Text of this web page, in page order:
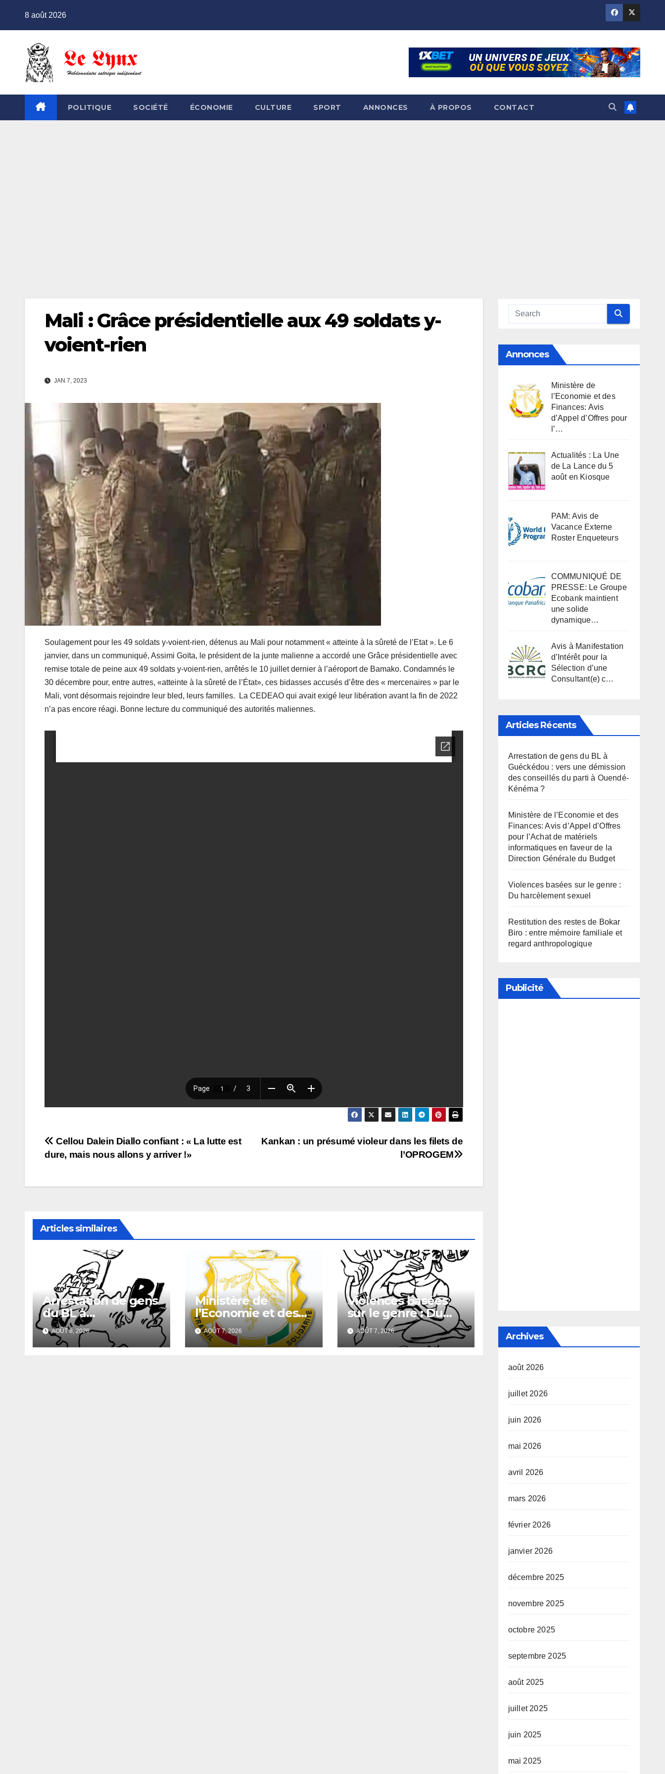
8 août 2026
POLITIQUE SOCIÉTÉ ÉCONOMIE CULTURE SPORT ANNONCES À PROPOS CONTACT
Mali : Grâce présidentielle aux 49 soldats y-
voient-rien
JAN 7, 2023
Soulagement pour les 49 soldats y-voient-rien, détenus au Mali pour notamment « atteinte à la sûreté de l’Etat ». Le 6
janvier, dans un communiqué, Assimi Goïta, le président de la junte malienne a accordé une Grâce présidentielle avec
remise totale de peine aux 49 soldats y-voient-rien, arrêtés le 10 juillet dernier à l’aéroport de Bamako. Condamnés le
30 décembre pour, entre autres, «atteinte à la sûreté de l’État», ces bidasses accusés d’être des « mercenaires » par le
Mali, vont désormais rejoindre leur bled, leurs familles. La CEDEAO qui avait exigé leur libération avant la fin de 2022
n’a pas encore réagi. Bonne lecture du communiqué des autorités maliennes.
Navigation
l’article
Kankan : un présumé violeur dans les filets de
l’OPROGEM
Cellou Dalein Diallo confiant : « La lutte est
dure, mais nous allons y arriver !»
Articles similaires
Arrestation de gens
du BL à
Guéckédou : vers
une démission des
conseillés du parti à
AOÛT 8, 2026
Ministère de
l’Economie et des
Finances: Avis
d’Appel d’Offres
pour l’Achat de
AOÛT 7, 2026
Violences basées
sur le genre : Du
harcèlement sexuel
AOÛT 7, 2026
Annonces
Ministère de
l’Economie et des
Finances: Avis
d’Appel d’Offres pour
l’…
Actualités : La Une
de La Lance du 5
août en Kiosque
PAM: Avis de
Vacance Externe
Roster Enqueteurs
COMMUNIQUÉ DE
PRESSE: Le Groupe
Ecobank maintient
une solide
dynamique…
Avis à Manifestation
d’Intérêt pour la
Sélection d’une
Consultant(e) c…
Articles Récents
Arrestation de gens du BL à
Guéckédou : vers une démission
des conseillés du parti à Ouendé-
Kénéma ?
Ministère de l’Economie et des
Finances: Avis d’Appel d’Offres
pour l’Achat de matériels
informatiques en faveur de la
Direction Générale du Budget
Violences basées sur le genre :
Du harcèlement sexuel
Restitution des restes de Bokar
Biro : entre mémoire familiale et
regard anthropologique
Publicité
Archives
août 2026
juillet 2026
juin 2026
mai 2026
avril 2026
mars 2026
février 2026
janvier 2026
décembre 2025
novembre 2025
octobre 2025
septembre 2025
août 2025
juillet 2025
juin 2025
mai 2025